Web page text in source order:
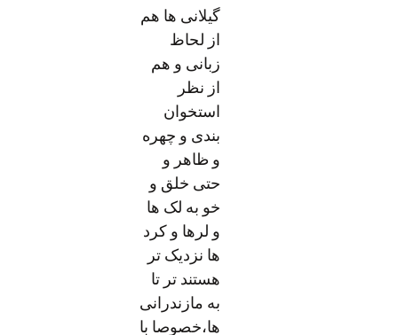
گیلانی ها هم
از لحاظ
زبانی و هم
از نظر
استخوان
بندی و چهره
و ظاهر و
حتی خلق و
خو به لک ها
و لرها و کرد
ها نزدیک تر
هستند تر تا
به مازندرانی
ها،خصوصا با